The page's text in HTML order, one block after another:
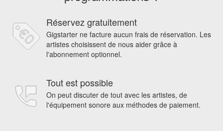
Réservez gratuitement
Gigstarter ne facture aucun frais de réservation. Les
artistes choisissent de nous aider grâce à
l'abonnement optionnel.
Tout est possible
On peut discuter de tout avec les artistes, de
l'équipement sonore aux méthodes de paiement.